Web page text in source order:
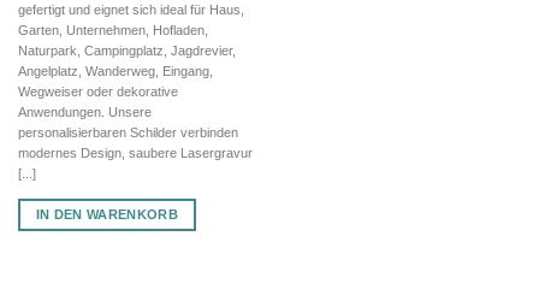
gefertigt und eignet sich ideal für Haus,
Garten, Unternehmen, Hofladen,
Naturpark, Campingplatz, Jagdrevier,
Angelplatz, Wanderweg, Eingang,
Wegweiser oder dekorative
Anwendungen. Unsere
personalisierbaren Schilder verbinden
modernes Design, saubere Lasergravur
[...]
IN DEN WARENKORB